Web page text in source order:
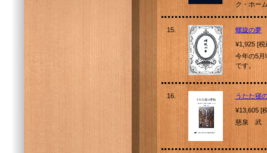
ク・ホー
15.
螺旋の夢
¥1,925 [
今年の5月
です。
16.
うたた寝
¥13,605 [
慈泉 武